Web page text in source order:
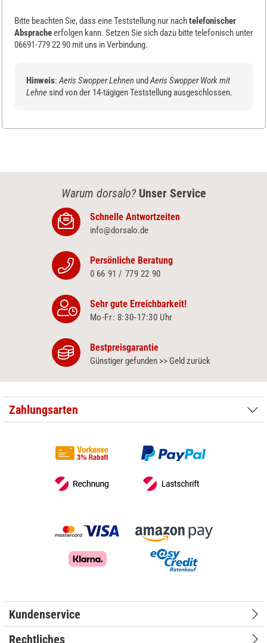
Bitte beachten Sie, dass eine Teststellung nur nachtelefonischer
Abspracheerfolgen kann. Setzen Sie sich dazu bitte telefonisch unter
06691-779 22 90 mit uns in Verbindung.
Hinweis:Aeris Swopper LehnenundAeris Swopper Work mit
Lehnesind von der 14-tägigen Teststellung ausgeschlossen.
Warum dorsalo? Unser Service
Schnelle Antwortzeiten
info@dorsalo.de
Persönliche Beratung
0 66 91 / 779 22 90
Sehr gute Erreichbarkeit!
Mo-Fr: 8:30‑17:30 Uhr
Bestpreisgarantie
Günstiger gefunden >> Geld zurück
Zahlungsarten
Kundenservice
Rechtliches